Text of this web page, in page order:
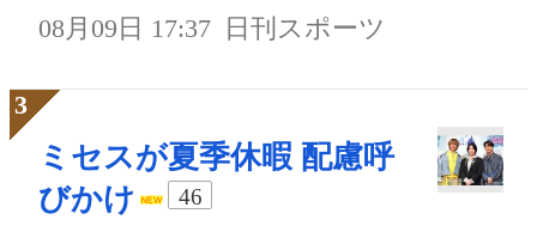
08月09日 17:37 日刊スポーツ
ミセスが夏季休暇 配慮呼
びかけ
46